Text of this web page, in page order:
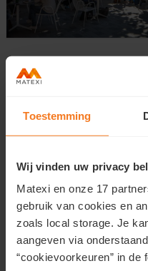
Toestemming
Wij vinden uw privacy
Matexi en onze 17
gebruik van cookies en
zoals local storage. Je
aangeven via
“cookievoorkeuren” in de
ALOST
1995 - 1997
Matexi SA a su réintégrer
ville d’Alost ce bâtiment
en décrépitude depuis